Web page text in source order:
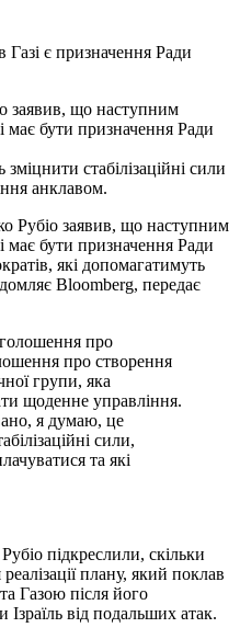
має бути призначення Ради
стабілізаційні сили
анклавом.
має бути призначення Ради
які допомагатимуть
Bloomberg, передає
про створення
групи, яка
щоденне управління.
я думаю, це
сили,
та які
підкреслили, скільки
плану, який поклав
Газою після його
від подальших атак.